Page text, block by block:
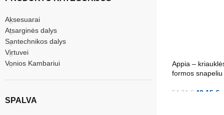
Aksesuarai
Atsarginės dalys
Santechnikos dalys
Virtuvei
Vonios Kambariui
SPALVA
Appia –
formos snapeliu
54.74 € 42.15 €